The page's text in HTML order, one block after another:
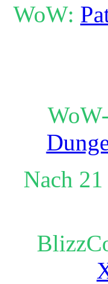
WoW:
Nach 21